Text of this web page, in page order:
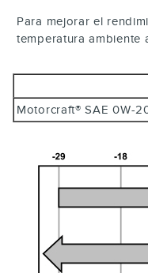
Para mejorar el
temperatura ambiente
Motorcraft® SAE 0W-